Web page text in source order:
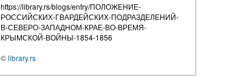
https://library.rs/blogs/entry/ПОЛОЖЕНИЕ-
РОССИЙСКИХ-ГВАРДЕЙСКИХ-ПОДРАЗДЕЛЕНИЙ-
В-СЕВЕРО-ЗАПАДНОМ-КРАЕ-ВО-ВРЕМЯ-
КРЫМСКОЙ-ВОЙНЫ-1854-1856
©library.rs